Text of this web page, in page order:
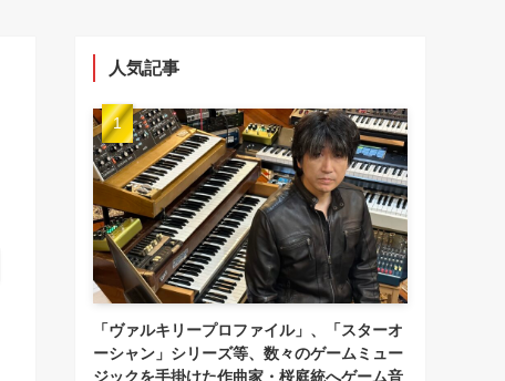
人気記事
「ヴァルキリープロファイル」、「スターオ
ーシャン」シリーズ等、数々のゲームミュー
ジックを手掛けた作曲家・桜庭統へゲーム音